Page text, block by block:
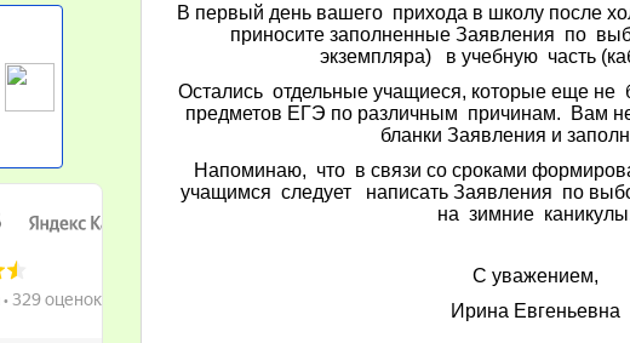
В первый день вашего прихода в школу после
приносите заполненные Заявления по
экземпляра) в учебную часть
Остались отдельные учащиеся, которые еще
предметов ЕГЭ по различным причинам. Вам
бланки Заявления и
Напоминаю, что в связи со сроками
учащимся следует написать Заявления по
на зимние
С уважением,
Ирина Евгеньевна